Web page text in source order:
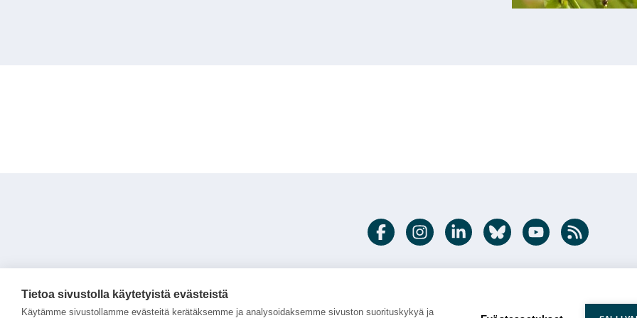
meitä
sosiaalisessa
FacebookInstagramLinkedInBlueskyYoutubeRSS feed
Links
Luonnonvarakeskus (Luke) | Latokartanonkaari 9, 00790 Helsinki | Puh.
029 532 6000 ©
Tietoa sivustolla käytetyistä evästeistä
Käytämme sivustollamme evästeitä kerätäksemme ja analysoidaksemme sivuston suorituskykyä ja